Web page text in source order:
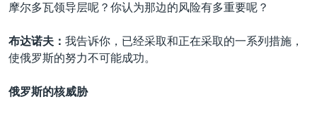
摩尔多瓦领导层呢？你认为那边的风险有多重要呢？
布达诺夫： 我告诉你，已经采取和正在采取的一系列措施，
使俄罗斯的努力不可能成功。
俄罗斯的核威胁